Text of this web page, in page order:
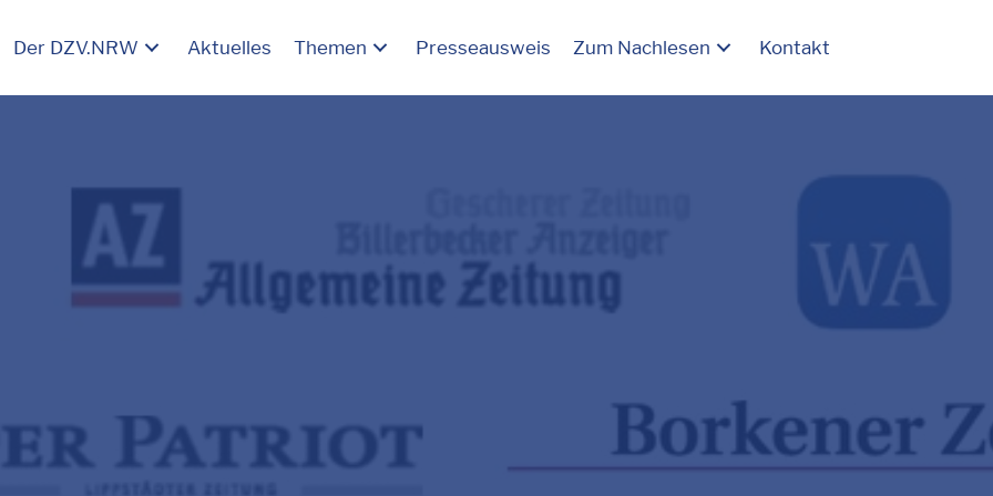
Der DZV.NRW Aktuelles Themen Presseausweis Zum Nachlesen Kontakt